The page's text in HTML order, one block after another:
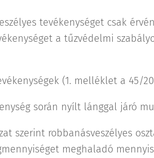
tevékenységet csak
a tűzvédelmi
(1. melléklet a 45/
során nyílt lánggal járó
szerint robbanásveszélyes
meghaladó